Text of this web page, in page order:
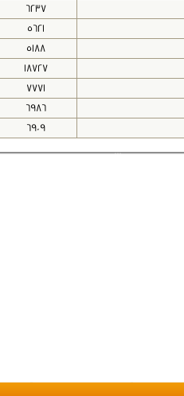
6237
5621
5188
18727
7771
6986
6909